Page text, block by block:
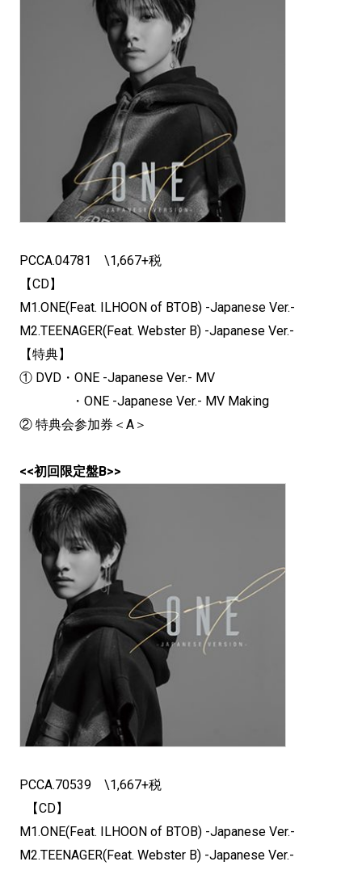
PCCA.04781 \1,667+税
【CD】
M1.ONE(Feat. ILHOON of BTOB) -Japanese Ver.-
M2.TEENAGER(Feat. Webster B) -Japanese Ver.-
【特典】
① DVD・ONE -Japanese Ver.- MV
・ONE -Japanese Ver.- MV Making
② 特典会参加券＜A＞
<<初回限定盤B>>
PCCA.70539 \1,667+税
【CD】
M1.ONE(Feat. ILHOON of BTOB) -Japanese Ver.-
M2.TEENAGER(Feat. Webster B) -Japanese Ver.-